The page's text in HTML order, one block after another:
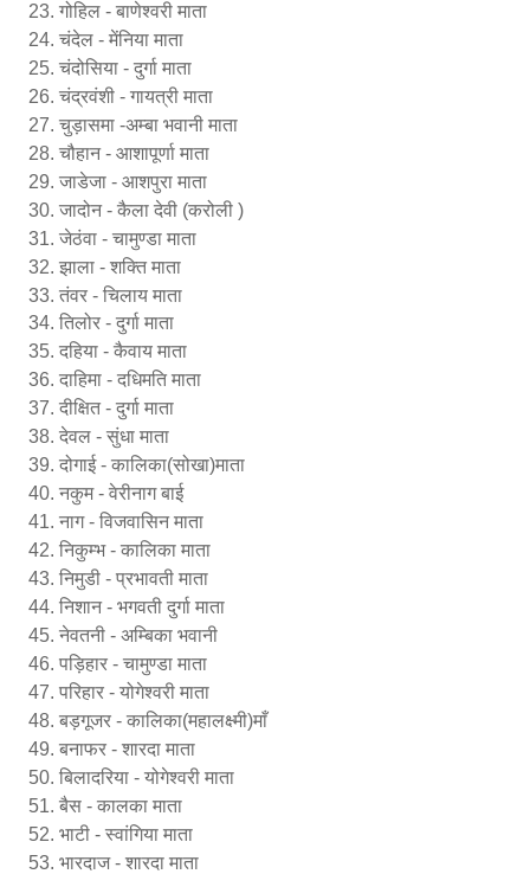
गोहिल - बाणेश्वरी माता
चंदेल - मेंनिया माता
चंदोसिया - दुर्गा माता
चंद्रवंशी - गायत्री माता
चुड़ासमा -अम्बा भवानी माता
चौहान - आशापूर्णा माता
जाडेजा - आशपुरा माता
जादोन - कैला देवी (करोली )
जेठंवा - चामुण्डा माता
झाला - शक्ति माता
तंवर - चिलाय माता
तिलोर - दुर्गा माता
दहिया - कैवाय माता
दाहिमा - दधिमति माता
दीक्षित - दुर्गा माता
देवल - सुंधा माता
दोगाई - कालिका(सोखा)माता
नकुम - वेरीनाग बाई
नाग - विजवासिन माता
निकुम्भ - कालिका माता
निमुडी - प्रभावती माता
निशान - भगवती दुर्गा माता
नेवतनी - अम्बिका भवानी
पड़िहार - चामुण्डा माता
परिहार - योगेश्वरी माता
बड़गूजर - कालिका(महालक्ष्मी)माँ
बनाफर - शारदा माता
बिलादरिया - योगेश्वरी माता
बैस - कालका माता
भाटी - स्वांगिया माता
भारदाज - शारदा माता